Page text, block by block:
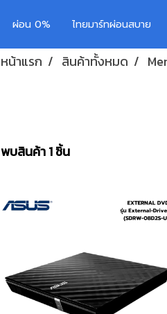
ผ่อน 0% ไทยมาร์ทผ่อนสบาย
หน้าแรก สินค้าทั้งหมด
พบสินค้า 1 ชิ้น